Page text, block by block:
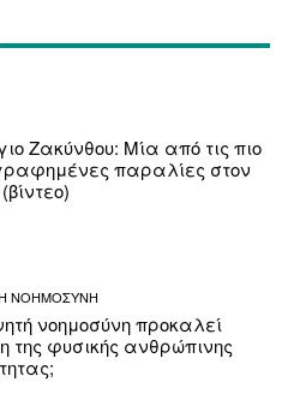
Ζακύνθου: Μία από τις πιο
παραλίες στον
ΝΟΗΜΟΣΥΝΗ
νοημοσύνη προκαλεί
της φυσικής ανθρώπινης